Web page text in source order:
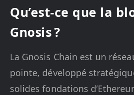
Qu’est-ce que la
Gnosis ?
La Gnosis Chain est un
pointe, développé
solides fondations